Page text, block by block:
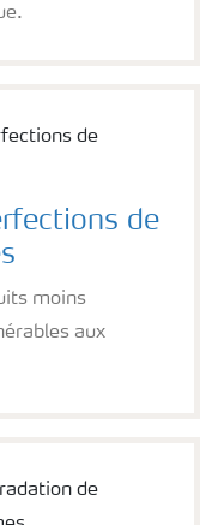
de
moins
aux